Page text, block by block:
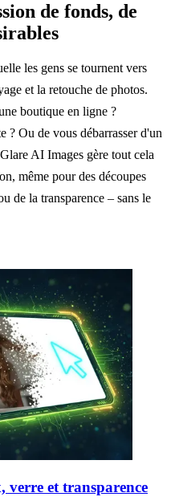
de fonds, de
les gens se tournent vers
et la retouche de photos.
boutique en ligne ?
? Ou de vous débarrasser d'un
AI Images gère tout cela
même pour des découpes
de la transparence – sans le
verre et transparence